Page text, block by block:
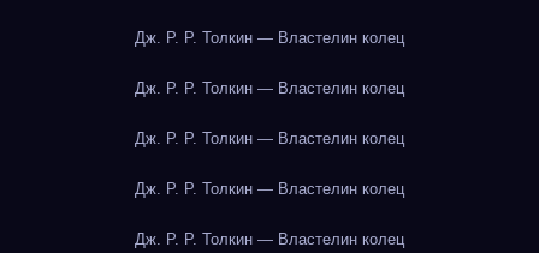
Дж. Р. Р. Толкин — Властелин колец
Дж. Р. Р. Толкин — Властелин колец
Дж. Р. Р. Толкин — Властелин колец
Дж. Р. Р. Толкин — Властелин колец
Дж. Р. Р. Толкин — Властелин колец